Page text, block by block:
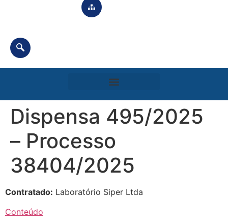
Dispensa 495/2025
– Processo
38404/2025
Contratado: Laboratório Siper Ltda
Conteúdo